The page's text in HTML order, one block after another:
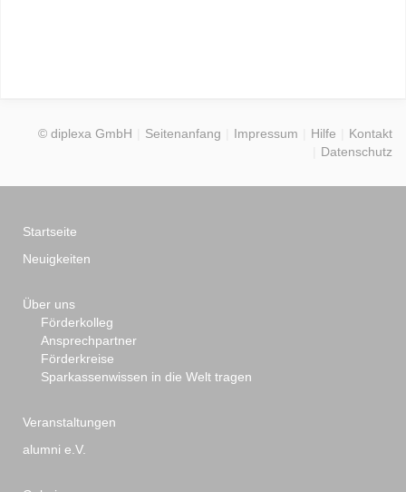
© diplexa GmbH Seitenanfang Impressum Hilfe
Kontakt
Datenschutz
Startseite
Neuigkeiten
Über uns
Förderkolleg
Ansprechpartner
Förderkreise
Sparkassenwissen in die Welt tragen
Veranstaltungen
alumni e.V.